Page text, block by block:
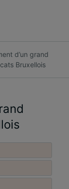
d’un grand
Bruxellois